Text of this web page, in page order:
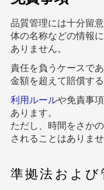
品質管理には十分留
体の名称などの情報
ありません。
責任を負うケースで
金額を超えて賠償す
利用ルールや免責事
あります。
ただし、時間をさか
されることはありませ
準拠法および